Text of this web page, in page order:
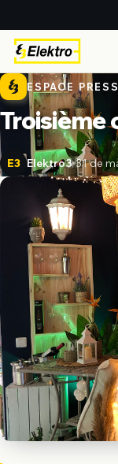
ESPACE
Troisième
E3 Elektro3 31 de